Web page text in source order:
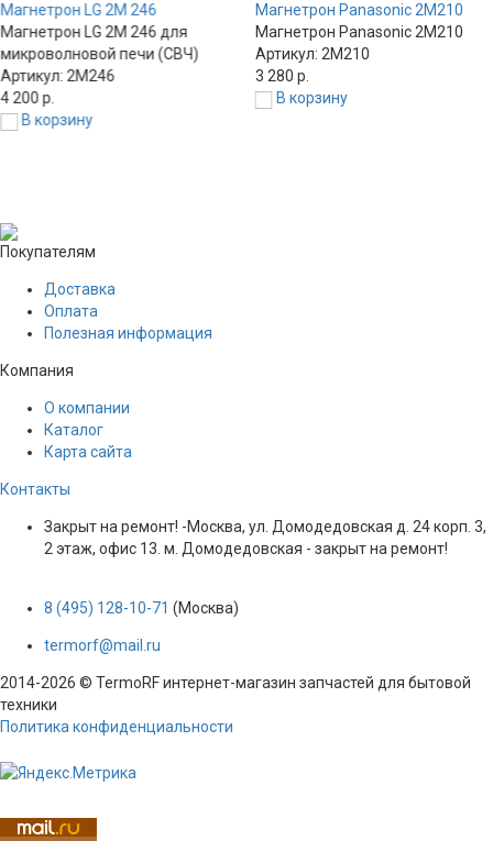
Магнетрон LG 2M 246
Магнетрон LG 2M 246 для
микроволновой печи (СВЧ)
Артикул: 2M246
4 200 р.
В корзину
Магнетрон Panasonic 2M210
Магнетрон Panasonic 2M210
Артикул: 2M210
3 280 р.
В корзину
Покупателям
Доставка
Оплата
Полезная информация
Компания
О компании
Каталог
Карта сайта
Контакты
Закрыт на ремонт! -Москва, ул. Домодедовская д. 24 корп. 3,
2 этаж, офис 13. м. Домодедовская - закрыт на ремонт!
8 (495) 128-10-71 (Москва)
termorf@mail.ru
2014-2026 © TermoRF интернет-магазин запчастей для бытовой
техники
Политика конфиденциальности